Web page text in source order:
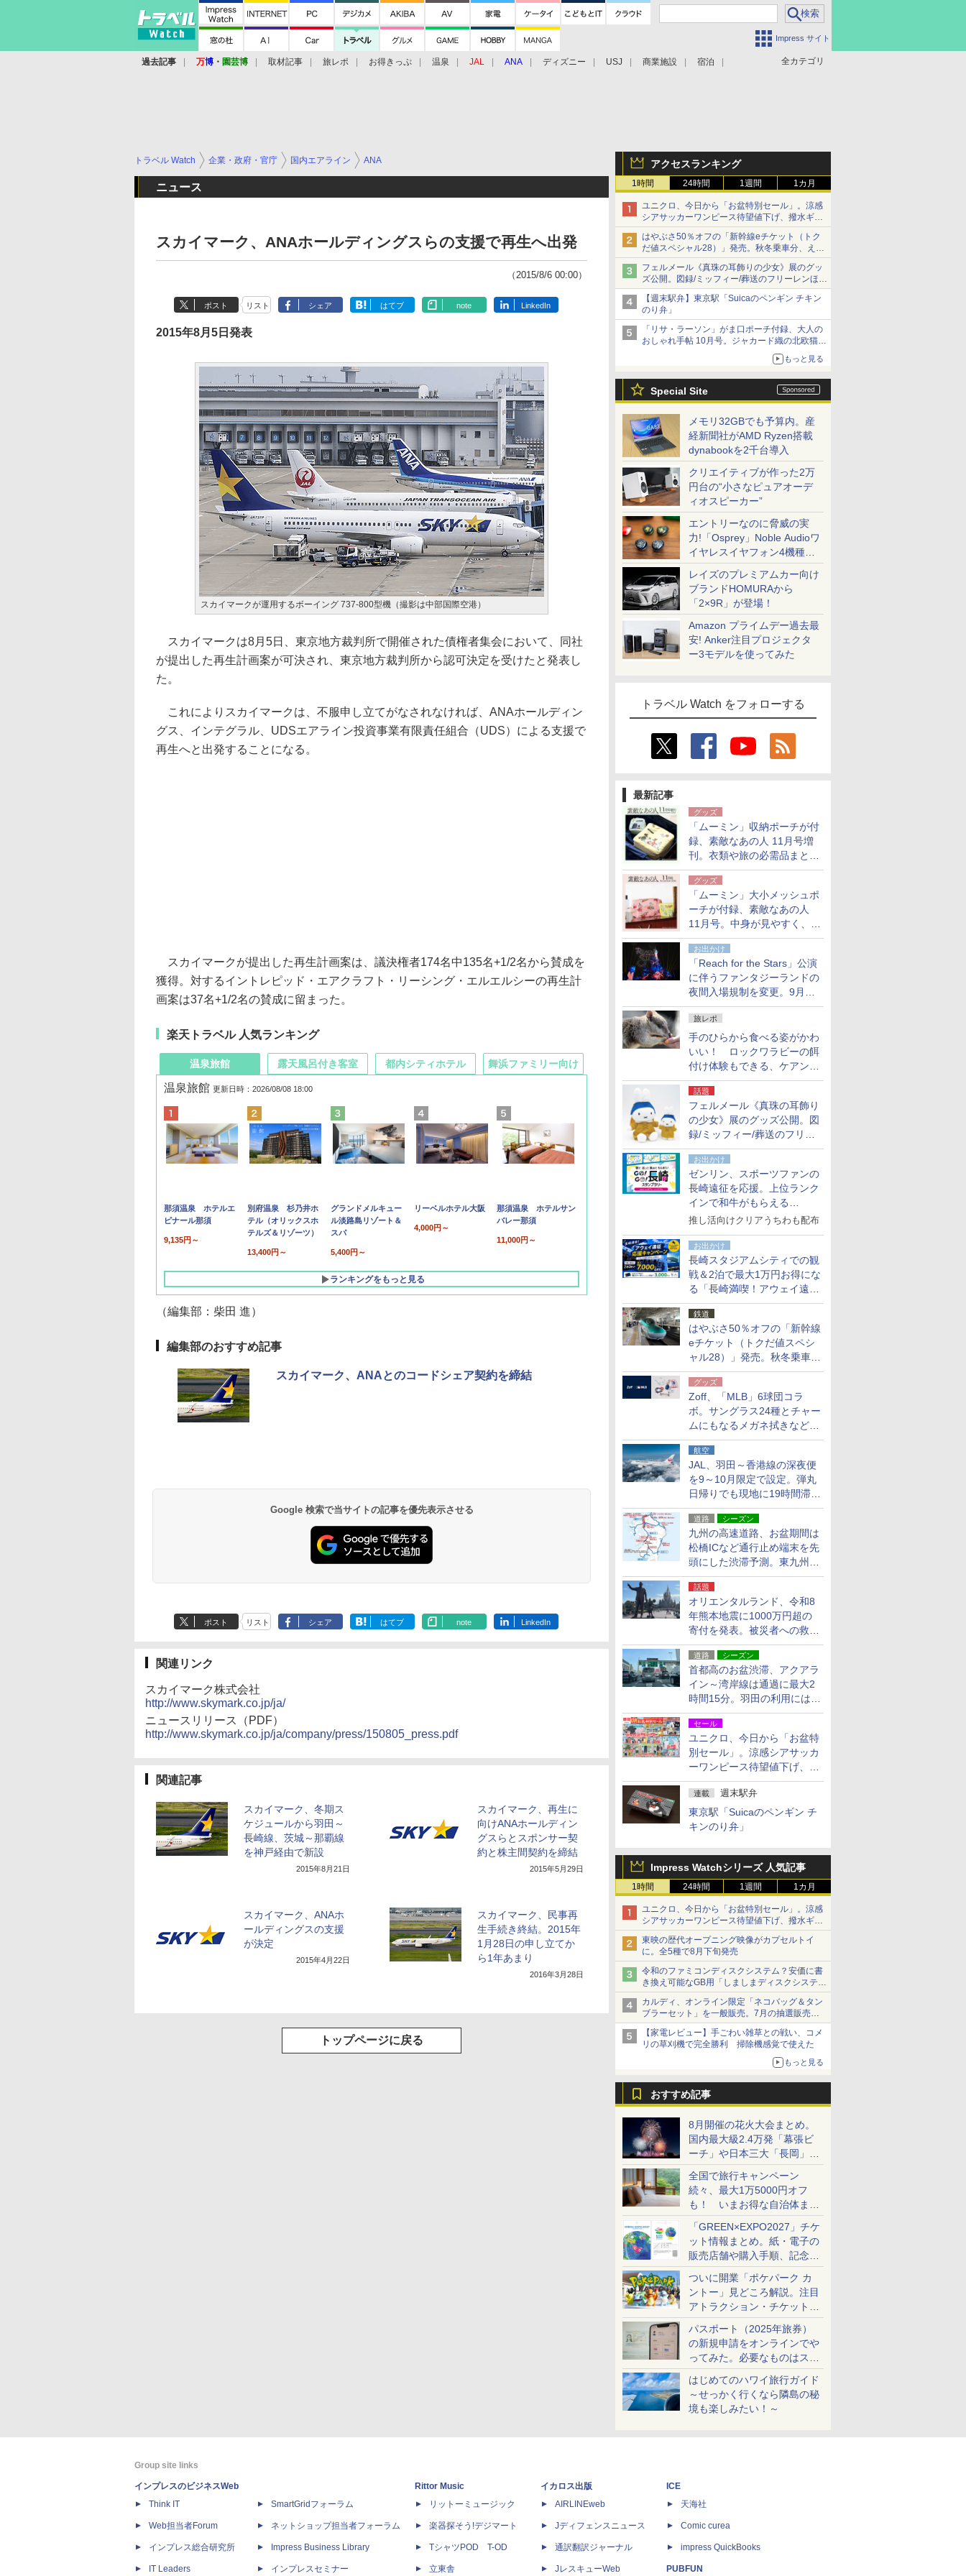
Impress サイト
全カテゴリ
過去記事 万博 ・ 園芸博 取材記事 旅レポ お得きっぷ 温泉 JAL ANA ディズニー USJ 商業施設 宿泊
アクセスランキング
1時間 24時間 1週間 1カ月
ユニクロ、今日から「お盆特別セール」。涼感
シアサッカーワンピース待望値下げ、撥水ギア
ショーツは1990円に
はやぶさ50％オフの「新幹線eチケット（トク
だ値スペシャル28）」発売。秋冬乗車分、えき
ねっと限定
フェルメール《真珠の耳飾りの少女》展のグッ
ズ公開。図録/ミッフィー/葬送のフリーレンほ
か、注目ブランドコラボが実現
【週末駅弁】東京駅「Suicaのペンギン チキン
のり弁」
「リサ・ラーソン」がま口ポーチ付録、大人の
おしゃれ手帖 10月号。ジャカード織の北欧猫デ
もっと見る
Special Site
メモリ32GBでも予算内。産
経新聞社がAMD Ryzen搭載
dynabookを2千台導入
クリエイティブが作った2万
円台の“小さなピュアオーデ
ィオスピーカー”
エントリーなのに脅威の実
力!「Osprey」Noble Audioワ
イヤレスイヤフォン4機種を
一気に聴く
レイズのプレミアムカー向け
ブランドHOMURAから
「2×9R」が登場！
Amazon プライムデー過去最
安! Anker注目プロジェクタ
ー3モデルを使ってみた
トラベル Watch をフォローする
最新記事
グッズ
「ムーミン」収納ポーチが付
録、素敵なあの人 11月号増
刊。衣類や旅の必需品まとま
る大小2個セット
グッズ
「ムーミン」大小メッシュポ
ーチが付録、素敵なあの人
11月号。中身が見やすく、温
泉スパにも使える
お出かけ
「Reach for the Stars」公演
に伴うファンタジーランドの
夜間入場規制を変更。9月か
ら18時50分～20時ごろに
旅レポ
手のひらから食べる姿がかわ
いい！ ロックワラビーの餌
付け体験もできる、ケアンズ
でアサートン高原の日本語ガ
イド付きツアーに参加してみ
た
話題
フェルメール《真珠の耳飾り
の少女》展のグッズ公開。図
録/ミッフィー/葬送のフリー
レンほか、注目ブランドコラ
ボが実現
お出かけ
ゼンリン、スポーツファンの
長崎遠征を応援。上位ランク
インで和牛がもらえる
「GO！GO！長崎スタンプラ
推し活向けクリアうちわも配布
お出かけ
長崎スタジアムシティでの観
戦＆2泊で最大1万円お得にな
る「長崎満喫！アウェイ遠征
応援キャンペーン」
鉄道
はやぶさ50％オフの「新幹線
eチケット（トクだ値スペシ
ャル28）」発売。秋冬乗車
分、えきねっと限定
グッズ
Zoff、「MLB」6球団コラ
ボ。サングラス24種とチャー
ムにもなるメガネ拭きなど雑
貨24種
航空
JAL、羽田～香港線の深夜便
を9～10月限定で設定。弾丸
日帰りでも現地に19時間滞在
できる
道路 シーズン
九州の高速道路、お盆期間は
松橋ICなど通行止め端末を先
頭にした渋滞予測。東九州道
への迂回は料金調整を実施
話題
オリエンタルランド、令和8
年熊本地震に1000万円超の
寄付を発表。被災者への救援
活動・復旧支援
道路 シーズン
首都高のお盆渋滞、アクアラ
イン～湾岸線は通過に最大2
時間15分。羽田の利用には
「空港西出口」の利用検討を
セール
ユニクロ、今日から「お盆特
別セール」。涼感シアサッカ
ーワンピース待望値下げ、撥
水ギアショーツは1990円に
連載 週末駅弁
東京駅「Suicaのペンギン チ
キンのり弁」
Impress Watchシリーズ 人気記事
1時間 24時間 1週間 1カ月
ユニクロ、今日から「お盆特別セール」。涼感
シアサッカーワンピース待望値下げ、撥水ギア
ショーツは1990円に
東映の歴代オープニング映像がカプセルトイ
に。全5種で8月下旬発売
令和のファミコンディスクシステム？安価に書
き換え可能なGB用「しましまディスクシステ
ム」
カルディ、オンライン限定「ネコバッグ＆タン
ブラーセット」を一般販売。7月の抽選販売の
当選無効分
【家電レビュー】手ごわい雑草との戦い、コメ
リの草刈機で完全勝利 掃除機感覚で使えた
もっと見る
おすすめ記事
8月開催の花火大会まとめ。
国内最大級2.4万発「幕張ビ
ーチ」や日本三大「長岡」な
ど大型イベント目白押し！
全国で旅行キャンペーン
続々、最大1万5000円オフ
も！ いまお得な自治体まと
め
「GREEN×EXPO2027」チケ
ット情報まとめ。紙・電子の
販売店舗や購入手順、記念チ
ケットも解説
ついに開業「ポケパーク カ
ントー」見どころ解説。注目
アトラクション・チケット手
配・来場前に必要な準備は？
パスポート（2025年旅券）
の新規申請をオンラインでや
ってみた。必要なものはスマ
ホとマイナカードのみ
はじめてのハワイ旅行ガイド
～せっかく行くなら隣島の秘
境も楽しみたい！～
トラベル Watch 企業・政府・官庁 国内エアライン ANA
ニュース
スカイマーク、ANAホールディングスらの支援で再生へ出発
（2015/8/6 00:00）
ポスト リスト シェア はてブ note LinkedIn
2015年8月5日発表
スカイマークが運用するボーイング 737-800型機（撮影は中部国際空港）
スカイマークは8月5日、東京地方裁判所で開催された債権者集会において、同社
が提出した再生計画案が可決され、東京地方裁判所から認可決定を受けたと発表し
た。
これによりスカイマークは、不服申し立てがなされなければ、ANAホールディン
グス、インテグラル、UDSエアライン投資事業有限責任組合（UDS）による支援で
再生へと出発することになる。
スカイマークが提出した再生計画案は、議決権者174名中135名+1/2名から賛成を
獲得。対するイントレピッド・エアクラフト・リーシング・エルエルシーの再生計
画案は37名+1/2名の賛成に留まった。
楽天トラベル 人気ランキング
温泉旅館
温泉旅館 更新日時：2026/08/08 18:00
那須温泉 ホテルエ
ピナール那須
9,135円～
別府温泉 杉乃井ホ
テル（オリックスホ
テルズ＆リゾーツ）
13,400円～
グランドメルキュー
ル淡路島リゾート＆
スパ
5,400円～
リーベルホテル大阪
4,000円～
那須温泉 ホテルサン
バレー那須
11,000円～
ランキングをもっと見る
露天風呂付き客室 都内シティホテル 舞浜ファミリー向け
（編集部：柴田 進）
編集部のおすすめ記事
スカイマーク、ANAとのコードシェア契約を締結
Google 検索で当サイトの記事を優先表示させる
ポスト リスト シェア はてブ note LinkedIn
関連リンク
スカイマーク株式会社
http://www.skymark.co.jp/ja/
ニュースリリース（PDF）
http://www.skymark.co.jp/ja/company/press/150805_press.pdf
関連記事
スカイマーク、冬期ス
ケジュールから羽田～
長崎線、茨城～那覇線
を神戸経由で新設
2015年8月21日
スカイマーク、再生に
向けANAホールディン
グスらとスポンサー契
約と株主間契約を締結
2015年5月29日
スカイマーク、ANAホ
ールディングスの支援
が決定
2015年4月22日
スカイマーク、民事再
生手続き終結。2015年
1月28日の申し立てか
ら1年あまり
2016年3月28日
トップページに戻る
Group site links
インプレスのビジネスWeb
Think IT
Web担当者Forum
インプレス総合研究所
IT Leaders
SmartGridフォーラム
ネットショップ担当者フォーラム
Impress Business Library
インプレスセミナー
Rittor Music
リットーミュージック
楽器探そう!デジマート
TシャツPOD T-OD
立東舎
イカロス出版
AIRLINEweb
Jディフェンスニュース
通訳翻訳ジャーナル
JレスキューWeb
ICE
天海社
Comic curea
impress QuickBooks
PUBFUN